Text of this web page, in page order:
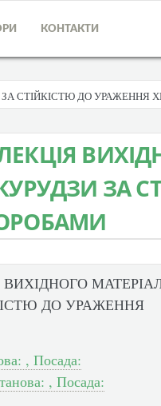
КОНТАКТИ
СТІЙКІСТЮ ДО УРАЖЕННЯ
ЗА
ДО УРАЖЕННЯ
, Посада:
, Посада: